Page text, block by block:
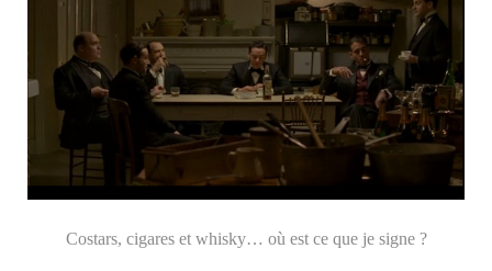
Costars, cigares et whisky… où est ce que je signe ?